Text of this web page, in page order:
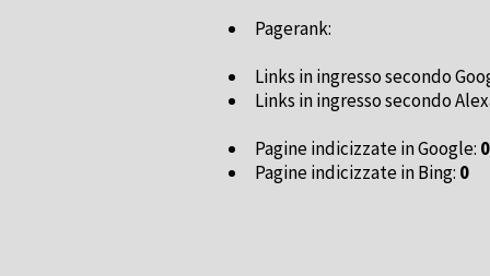
Pagerank:
Links in ingresso secondo
Links in ingresso secondo
Pagine indicizzate in Google: 0
Pagine indicizzate in Bing: 0